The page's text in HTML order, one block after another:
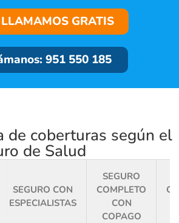
GRATIS
951 550 185
de coberturas según el
de Salud
SEGURO CON
ESPECIALISTAS
SEGURO
COMPLETO
CON
COPAGO